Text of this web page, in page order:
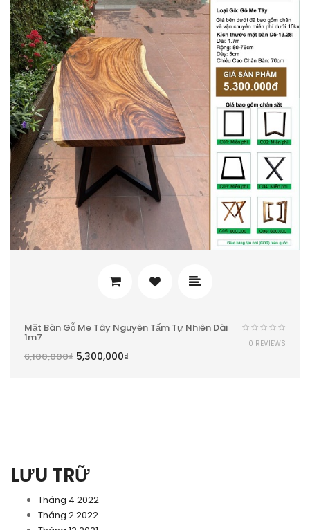
LƯU TRỮ
Tháng 4 2022
Tháng 2 2022
Mặt Bàn Gỗ Me Tây Nguyên Tấm Tự Nhiên Dài
1m7
6,100,000₫ 5,300,000₫
0 REVIEWS